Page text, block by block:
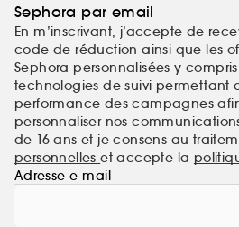
Sephora par email
En m’inscrivant, j’accepte de
code de réduction ainsi que les
Sephora personnalisées y
technologies de suivi permettant
performance des campagnes
personnaliser nos
de 16 ans et je consens au
personnelleset accepte la
Adresse e-mail